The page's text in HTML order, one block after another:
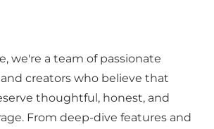
we're a team of passionate
creators who believe that
thoughtful, honest, and
From deep-dive features and